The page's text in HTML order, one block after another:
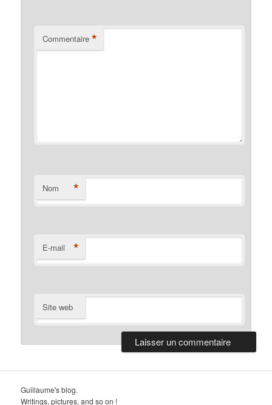
Commentaire *
Nom *
E-mail *
Site web
Guillaume's blog.
Writings, pictures, and so on !